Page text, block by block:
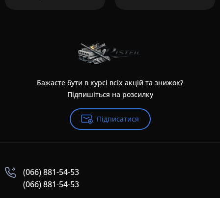
Бажаєте бути в курсі всіх акцій та знижок?
Підпишіться на розсилку
Підписатися
(066) 881-54-53
(066) 881-54-53